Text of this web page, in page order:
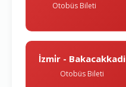
Otobüs Bileti
İzmi̇r - Bakacakkadi
Otobüs Bileti